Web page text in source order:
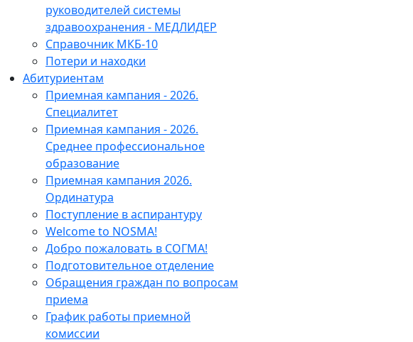
руководителей системы
здравоохранения - МЕДЛИДЕР
Справочник МКБ-10
Потери и находки
Абитуриентам
Приемная кампания - 2026.
Специалитет
Приемная кампания - 2026.
Среднее профессиональное
образование
Приемная кампания 2026.
Ординатура
Поступление в аспирантуру
Welcome to NOSMA!
Добро пожаловать в СОГМА!
Подготовительное отделение
Обращения граждан по вопросам
приема
График работы приемной
комиссии